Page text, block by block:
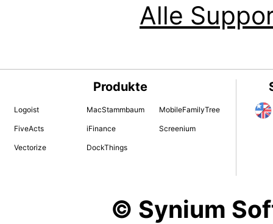
Alle
Produkte
Logoist MacStammbaum MobileFamilyTree
FiveActs iFinance Screenium
Vectorize DockThings
© Synium